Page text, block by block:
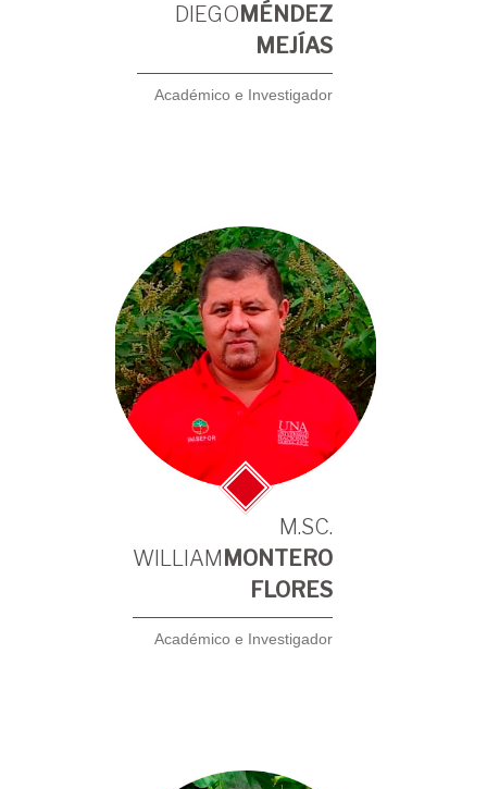
DIEGOMÉNDEZ
MEJÍAS
Académico e Investigador
M.SC.
WILLIAMMONTERO
FLORES
Académico e Investigador